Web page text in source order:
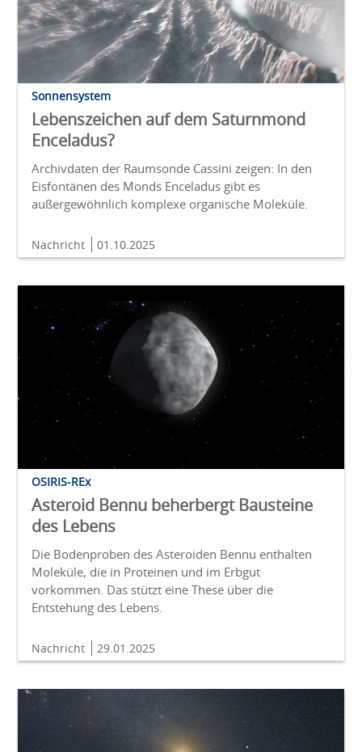
Sonnensystem
Lebenszeichen auf dem Saturnmond
Enceladus?
Archivdaten der Raumsonde Cassini zeigen: In den
Eisfontänen des Monds Enceladus gibt es
außergewöhnlich komplexe organische Moleküle.
Nachricht 01.10.2025
OSIRIS-REx
Asteroid Bennu beherbergt Bausteine
des Lebens
Die Bodenproben des Asteroiden Bennu enthalten
Moleküle, die in Proteinen und im Erbgut
vorkommen. Das stützt eine These über die
Entstehung des Lebens.
Nachricht 29.01.2025